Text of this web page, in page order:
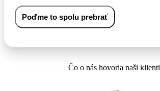
Poďme to spolu prebrať
Čo o nás hovoria naši klienti